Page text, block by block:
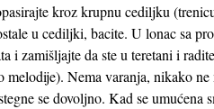
kroz krupnu cediljku
u cediljki, bacite. U lonac sa
i zamišljajte da ste u teretani i
melodije). Nema varanja, nikako
se dovoljno. Kad se umućena